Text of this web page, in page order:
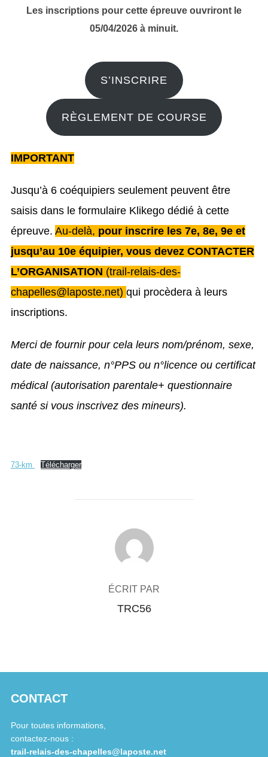
Les inscriptions pour cette épreuve ouvriront le
05/04/2026 à minuit.
S’INSCRIRE
RÈGLEMENT DE COURSE
IMPORTANT
Jusqu’à 6 coéquipiers seulement peuvent être
saisis dans le formulaire Klikego dédié à cette
épreuve. Au-delà, pour inscrire les 7e, 8e, 9e et
jusqu’au 10e équipier, vous devez CONTACTER
L’ORGANISATION (trail-relais-des-
chapelles@laposte.net) qui procèdera à leurs
inscriptions.
Merci de fournir pour cela leurs nom/prénom, sexe,
date de naissance, n°PPS ou n°licence ou certificat
médical (autorisation parentale+ questionnaire
santé si vous inscrivez des mineurs).
73-km Télécharger
AUTEUR DE LA PUBLICATION
ÉCRIT PAR
TRC56
CONTACT
Pour toutes informations,
contactez-nous :
trail-relais-des-chapelles@laposte.net